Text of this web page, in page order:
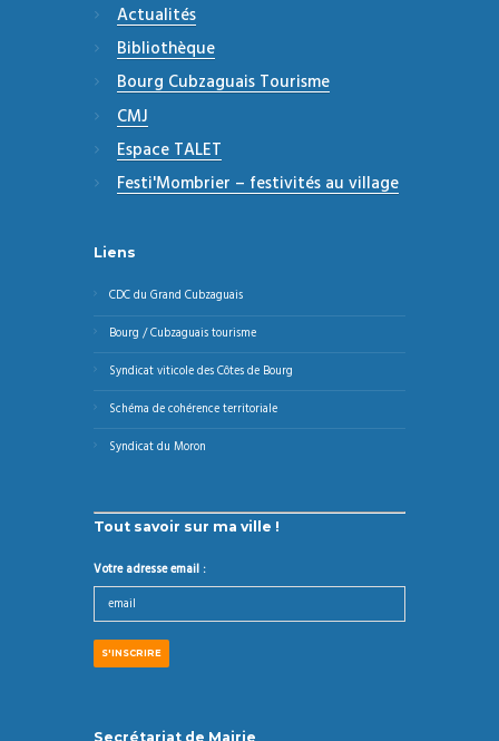
Actualités
Bibliothèque
Bourg Cubzaguais Tourisme
CMJ
Espace TALET
Festi'Mombrier – festivités au village
Liens
CDC du Grand Cubzaguais
Bourg / Cubzaguais tourisme
Syndicat viticole des Côtes de Bourg
Schéma de cohérence territoriale
Syndicat du Moron
Tout savoir sur ma ville !
Votre adresse email :
Secrétariat de Mairie